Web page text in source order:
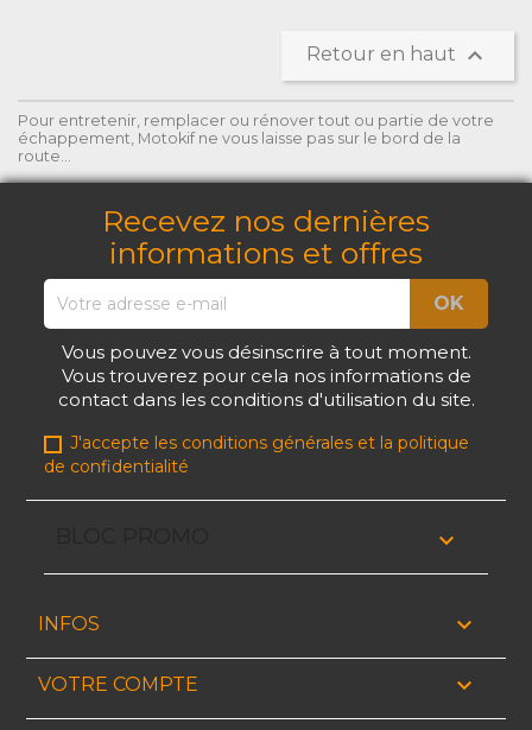
Retour en haut 
Pour entretenir, remplacer ou rénover tout ou partie de votre
échappement, Motokif ne vous laisse pas sur le bord de la
route...
Recevez nos dernières
informations et offres
Vous pouvez vous désinscrire à tout moment.
Vous trouverez pour cela nos informations de
contact dans les conditions d'utilisation du site.
J'accepte les conditions générales et la politique
de confidentialité

INFOS 
VOTRE COMPTE 